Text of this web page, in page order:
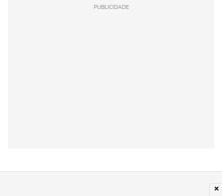
PUBLICIDADE